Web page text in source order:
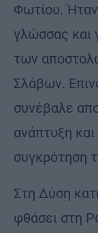
Φωτίου.
γλώσσας και
των
Σλάβων.
συνέβαλε
ανάπτυξη
συγκρότηση
Στη Δύση
φθάσει στη